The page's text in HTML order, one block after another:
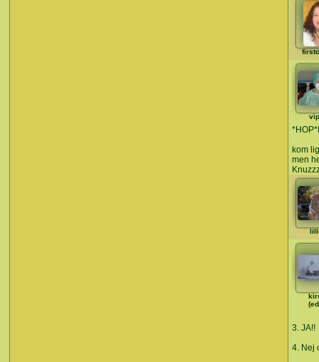
kom
men
3. JA!!
4. Nej